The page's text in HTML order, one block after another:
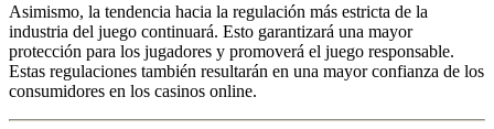
Asimismo, la tendencia hacia la regulación más estricta de la
industria del juego continuará. Esto garantizará una mayor
protección para los jugadores y promoverá el juego responsable.
Estas regulaciones también resultarán en una mayor confianza de los
consumidores en los casinos online.